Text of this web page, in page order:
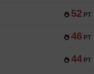
52 PT
46 PT
44 PT